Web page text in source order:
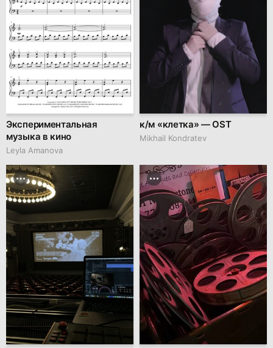
Экспериментальная
музыка в кино
Leyla Amanova
к/м «клетка» — OST
Mikhail Kondratev